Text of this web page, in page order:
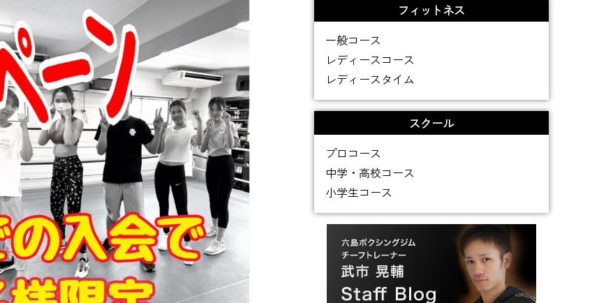
フィットネス
一般コース
レディースコース
レディースタイム
スクール
プロコース
中学・高校コース
小学生コース